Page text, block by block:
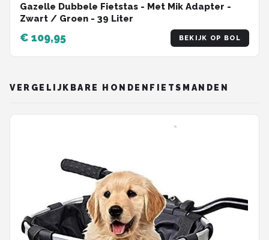
Gazelle Dubbele Fietstas - Met Mik Adapter -
Zwart / Groen - 39 Liter
€ 109,95 BEKIJK OP BOL
VERGELIJKBARE HONDENFIETSMANDEN